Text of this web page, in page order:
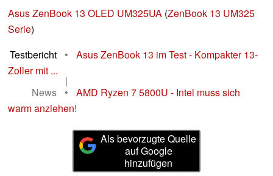
Asus ZenBook 13 OLED UM325UA (ZenBook 13 UM325
Serie)
Testbericht
•
Asus ZenBook 13 im Test - Kompakter 13-
Zoller mit ...
|
News
•
AMD Ryzen 7 5800U - Intel muss sich
warm anziehen!
Als bevorzugte Quelle
auf Google
hinzufügen